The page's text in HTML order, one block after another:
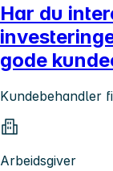
Har du
gode
Kundebehandler
Arbeidsgiver